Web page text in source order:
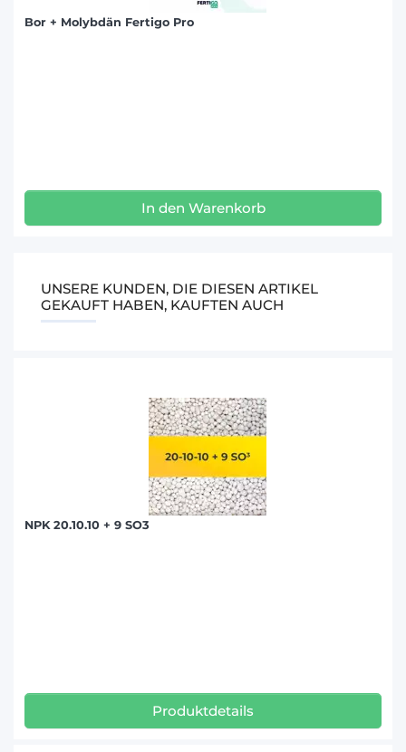
Bor + Molybdän Fertigo Pro
In den Warenkorb
UNSERE KUNDEN, DIE DIESEN ARTIKEL
GEKAUFT HABEN, KAUFTEN AUCH
NPK 20.10.10 + 9 SO3
Produktdetails